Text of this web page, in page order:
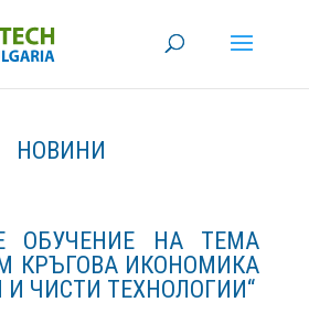
НОВИНИ
ОБУЧЕНИЕ НА ТЕМА
КРЪГОВА ИКОНОМИКА
ЧИСТИ ТЕХНОЛОГИИ“